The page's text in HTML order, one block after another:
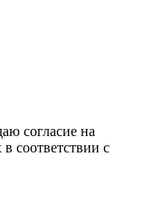
согласие на
соответствии с